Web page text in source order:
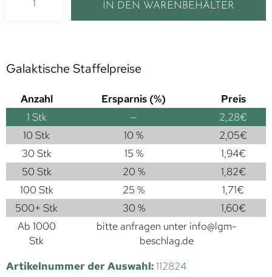
IN DEN WARENBEHÄLTER
Galaktische Staffelpreise
Anzahl Ersparnis (%)
Preis
1 Stk — 2,28€
10 Stk
10 % 2,05€
30 Stk
15 % 1,94€
50 Stk
20 % 1,82€
100 Stk
25 % 1,71€
500+ Stk
30 % 1,60€
Ab 1000
Stk
bitte anfragen unter info@lgm-
beschlag.de
Artikelnummer der Auswahl:112824